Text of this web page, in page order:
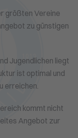
größten Vereine
zu günstigen
Jugendlichen liegt
ist optimal und
erreichen.
kommt nicht
Angebot zur